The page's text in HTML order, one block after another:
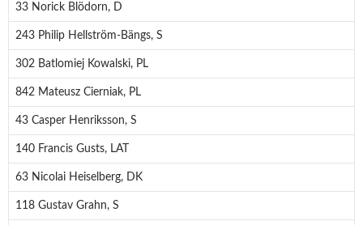
33 Norick Blödorn, D
243 Philip Hellström-Bängs, S
302 Batlomiej Kowalski, PL
842 Mateusz Cierniak, PL
43 Casper Henriksson, S
140 Francis Gusts, LAT
63 Nicolai Heiselberg, DK
118 Gustav Grahn, S